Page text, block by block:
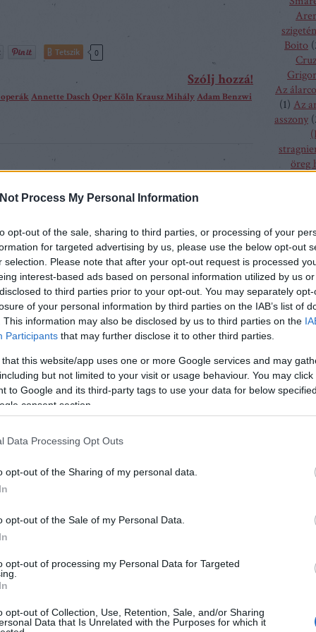
Process My Personal Information
opt-out of the sale, sharing to third parties, or processing of your
for targeted advertising by us, please use the below opt-out
selection. Please note that after your opt-out request is processed
interest-based ads based on personal information utilized by us
to third parties prior to your opt-out. You may separately
of your personal information by third parties on the IAB’s list of
This information may also be disclosed by us to third parties on the
Participants that may further disclose it to other third parties.
that this website/app uses one or more Google services and may
but not limited to your visit or usage behaviour. You may
to Google and its third-party tags to use your data for below
consent section.
Data Processing Opt Outs
opt-out of the Sharing of my personal data.
opt-out of the Sale of my Personal Data.
opt-out of processing my Personal Data for Targeted
opt-out of Collection, Use, Retention, Sale, and/or Sharing
Data that Is Unrelated with the Purposes for which it
Tetszik 0
Szólj hozzá!
Annette Dasch Oper Köln Krausz MihályAdam Benzwi
erre utal, hogy a Richard-Wagner-Festspiele
régen kizárólag több éves várólistákon keresztül
facebook hirdetéseken toboroznak nézőket. Úgy
fesztivál elpusztíthatatlannak vélt nimbusza
hullámvölgybe került. Ha valaki osztályon felüli
nem feltétlenül utazik a kis bajor városba, ahol a
ezen felül nem sok valódi örömet tartogat. A turista-
és az éttermi számlák is szemtelenül magasak. A
de székei legendásan kényelmetlenek, a Zöld
idillikus piknikezni az előadások szüneteiben – de
a Wagner-specialista világnagyságok, az
és zenekar, és hol vannak a nemzetközi
szigetén
Boito (
Cruz
Az
(1) Az
asszony (
öreg
fából
A
Gatsby
( 2) A
víg
Koncert